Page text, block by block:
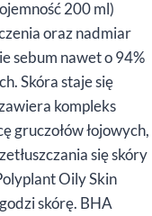
200 ml)
oraz nadmiar
sebum nawet o 94%
Skóra staje się
kompleks
gruczołów łojowych,
się skóry
Oily Skin
skórę. BHA